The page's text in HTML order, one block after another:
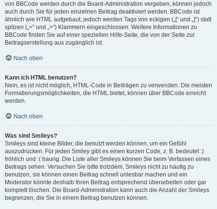
von BBCode werden durch die Board-Administration vergeben, können jedoch
auch durch Sie für jeden einzelnen Beitrag deaktiviert werden. BBCode ist
ähnlich wie HTML aufgebaut, jedoch werden Tags von eckigen („[“ und „]“) statt
spitzen („<“ und „>“) Klammern eingeschlossen. Weitere Informationen zu
BBCode finden Sie auf einer speziellen Hilfe-Seite, die von der Seite zur
Beitragserstellung aus zugänglich ist.
Nach oben
Kann ich HTML benutzen?
Nein, es ist nicht möglich, HTML-Code in Beiträgen zu verwenden. Die meisten
Formatierungsmöglichkeiten, die HTML bietet, können über BBCode erreicht
werden.
Nach oben
Was sind Smileys?
Smileys sind kleine Bilder, die benutzt werden können, um ein Gefühl
auszudrücken. Für jeden Smiley gibt es einen kurzen Code, z. B. bedeutet :)
fröhlich und :( traurig. Die Liste aller Smileys können Sie beim Verfassen eines
Beitrags sehen. Versuchen Sie bitte trotzdem, Smileys nicht zu häufig zu
benutzen, sie können einen Beitrag schnell unlesbar machen und ein
Moderator könnte deshalb Ihren Beitrag entsprechend überarbeiten oder gar
komplett löschen. Die Board-Administration kann auch die Anzahl der Smileys
begrenzen, die Sie in einem Beitrag benutzen können.